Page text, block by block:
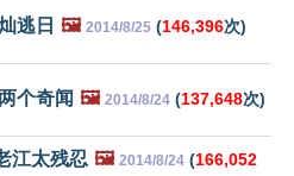
逃日 🖼️ 2014/8/25 (146,396次)
个奇闻 🖼️ 2014/8/24 (137,648次)
江太残忍 🖼️ 2014/8/24 (166,052